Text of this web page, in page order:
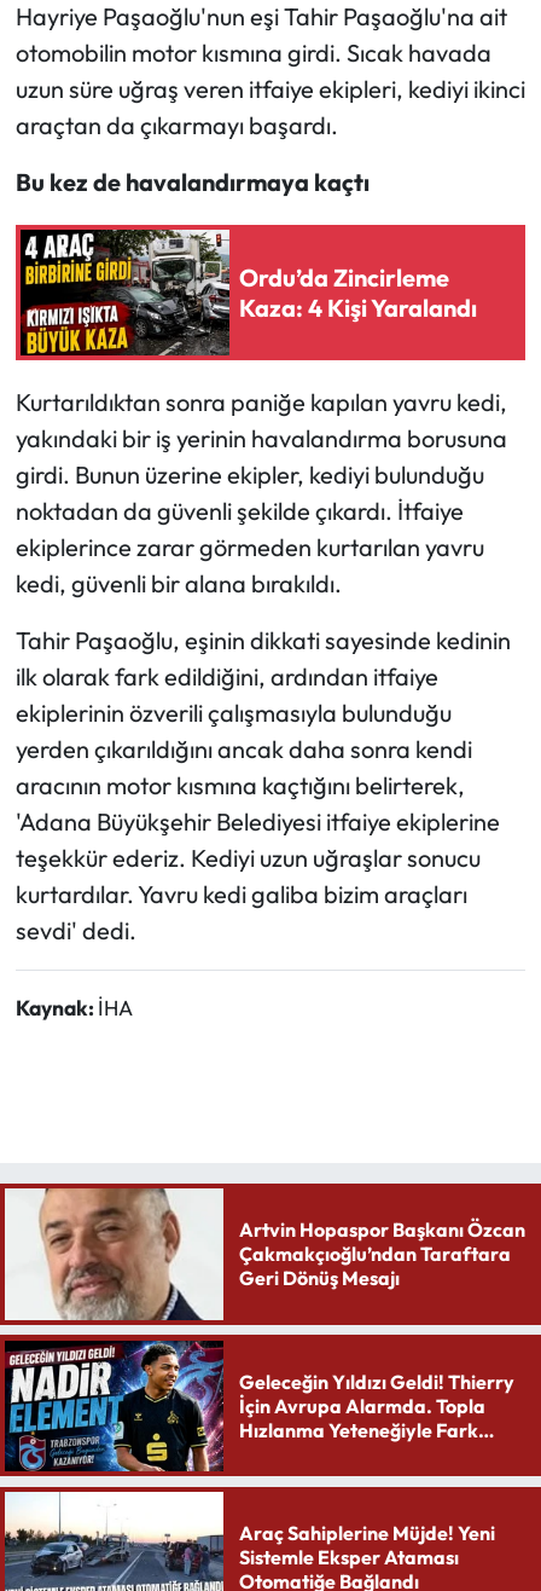
Hayriye Paşaoğlu'nun eşi Tahir Paşaoğlu'na ait
otomobilin motor kısmına girdi. Sıcak havada
uzun süre uğraş veren itfaiye ekipleri, kediyi ikinci
araçtan da çıkarmayı başardı.
Bu kez de havalandırmaya kaçtı
Ordu’da Zincirleme
Kaza: 4 Kişi Yaralandı
Kurtarıldıktan sonra paniğe kapılan yavru kedi,
yakındaki bir iş yerinin havalandırma borusuna
girdi. Bunun üzerine ekipler, kediyi bulunduğu
noktadan da güvenli şekilde çıkardı. İtfaiye
ekiplerince zarar görmeden kurtarılan yavru
kedi, güvenli bir alana bırakıldı.
Tahir Paşaoğlu, eşinin dikkati sayesinde kedinin
ilk olarak fark edildiğini, ardından itfaiye
ekiplerinin özverili çalışmasıyla bulunduğu
yerden çıkarıldığını ancak daha sonra kendi
aracının motor kısmına kaçtığını belirterek,
'Adana Büyükşehir Belediyesi itfaiye ekiplerine
teşekkür ederiz. Kediyi uzun uğraşlar sonucu
kurtardılar. Yavru kedi galiba bizim araçları
sevdi' dedi.
Kaynak: İHA
Artvin Hopaspor Başkanı Özcan
Çakmakçıoğlu’ndan Taraftara
Geri Dönüş Mesajı
Geleceğin Yıldızı Geldi! Thierry
İçin Avrupa Alarmda. Topla
Hızlanma Yeteneğiyle Fark
Araç Sahiplerine Müjde! Yeni
Sistemle Eksper Ataması
Otomatiğe Bağlandı
Ekonomi
Sağlık